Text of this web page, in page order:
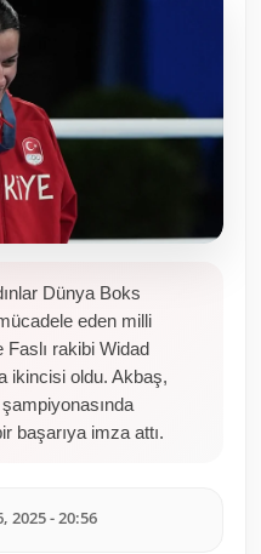
Dünya Boks
eden milli
rakibi Widad
ikincisi oldu. Akbaş,
başarıya imza attı.
2025 - 20:56